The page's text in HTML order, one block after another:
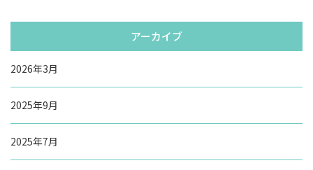
アーカイブ
2026年3月
2025年9月
2025年7月